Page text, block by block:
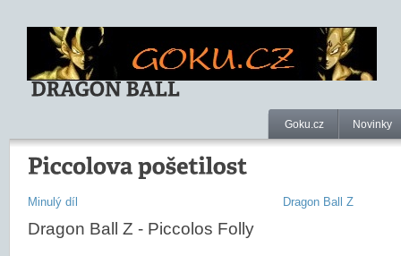
Goku.cz Novinky
Minulý díl Dragon Ball Z
Dragon Ball Z - Piccolos Folly